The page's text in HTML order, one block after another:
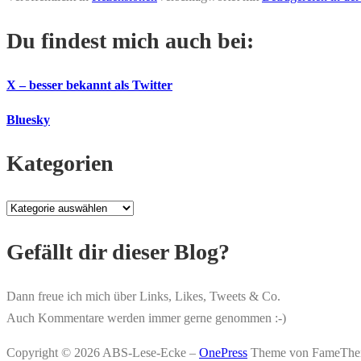
Du findest mich auch bei:
X – besser bekannt als Twitter
Bluesky
Kategorien
Kategorien
Gefällt dir dieser Blog?
Dann freue ich mich über Links, Likes, Tweets & Co.
Auch Kommentare werden immer gerne genommen :-)
Copyright © 2026 ABS-Lese-Ecke – OnePress Theme von